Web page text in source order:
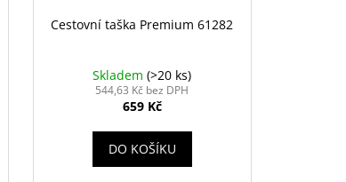
Cestovní taška Premium 61282
Skladem(>20 ks)
544,63 Kč bez DPH
659 Kč
DO KOŠÍKU